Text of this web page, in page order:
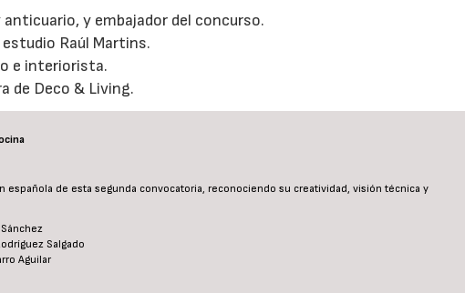
y embajador del concurso.
Raúl Martins.
e interiorista.
de Deco & Living.
española de esta segunda convocatoria, reconociendo su creatividad, visión técnica y
Salgado
Aguilar